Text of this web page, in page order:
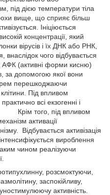
під дією температури тіла
вище, що сприяє більш
Ініціюється
концентрації, який
вірусів і їх ДНК або РНК,
внаслідок чого відбувається
АФК (активні форми кисню)
за допомогою якої вони
перешкоджаючи
Під впливом
всі екзогенні і
того, під впливом
активації
Відбувається активізація
вироблення
чином реалізуючи
розсмоктуючи,
заспокійливу,
активність.